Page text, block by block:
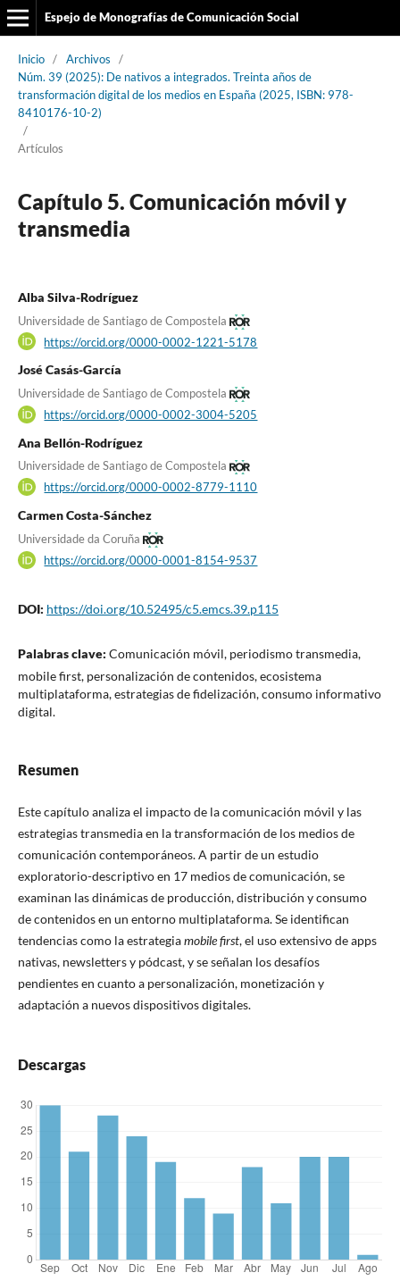
Espejo de Monografías de Comunicación Social
Inicio / Archivos
/
Núm. 39 (2025): De nativos a integrados. Treinta años de
transformación digital de los medios en España (2025, ISBN: 978-
8410176-10-2)
/
Artículos
Capítulo 5. Comunicación móvil y
transmedia
Alba Silva-Rodríguez
Universidade de Santiago de Compostela
https://orcid.org/0000-0002-1221-5178
José Casás-García
Universidade de Santiago de Compostela
https://orcid.org/0000-0002-3004-5205
Ana Bellón-Rodríguez
Universidade de Santiago de Compostela
https://orcid.org/0000-0002-8779-1110
Carmen Costa-Sánchez
Universidade da Coruña
https://orcid.org/0000-0001-8154-9537
DOI: https://doi.org/10.52495/c5.emcs.39.p115
Palabras clave: Comunicación móvil, periodismo transmedia,
mobile first, personalización de contenidos, ecosistema
multiplataforma, estrategias de fidelización, consumo informativo
digital.
Resumen
Este capítulo analiza el impacto de la comunicación móvil y las
estrategias transmedia en la transformación de los medios de
comunicación contemporáneos. A partir de un estudio
exploratorio-descriptivo en 17 medios de comunicación, se
examinan las dinámicas de producción, distribución y consumo
de contenidos en un entorno multiplataforma. Se identifican
tendencias como la estrategiamobile first, el uso extensivo de apps
nativas, newsletters y pódcast, y se señalan los desafíos
pendientes en cuanto a personalización, monetización y
adaptación a nuevos dispositivos digitales.
Descargas